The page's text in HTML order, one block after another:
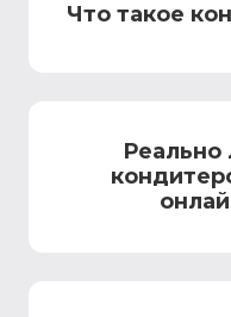
Что такое
Реально